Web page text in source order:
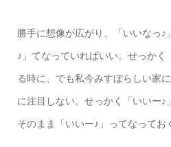
勝手に想像が広がり、「いいなっ♪
♪」てなっていればいい。せっかく
る時に、でも私今みすぼらしい家
に注目しない。せっかく「いいー♪
そのまま「いいー♪」ってなってお